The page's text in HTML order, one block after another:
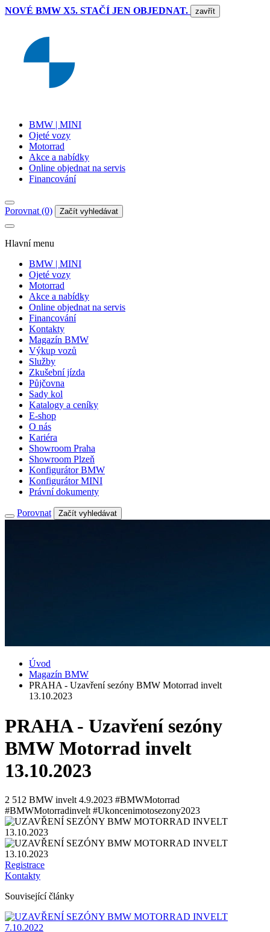
NOVÉ BMW X5. STAČÍ JEN OBJEDNAT. zavřít
BMW | MINI
Ojeté vozy
Motorrad
Akce a nabídky
Online objednat na servis
Financování
Porovnat (0) Začít vyhledávat
Hlavní menu
BMW | MINI
Ojeté vozy
Motorrad
Akce a nabídky
Online objednat na servis
Financování
Kontakty
Magazín BMW
Výkup vozů
Služby
Zkušební jízda
Půjčovna
Sady kol
Katalogy a ceníky
E-shop
O nás
Kariéra
Showroom Praha
Showroom Plzeň
Konfigurátor BMW
Konfigurátor MINI
Právní dokumenty
Porovnat Začít vyhledávat
Úvod
Magazín BMW
PRAHA - Uzavření sezóny BMW Motorrad invelt
13.10.2023
PRAHA - Uzavření sezóny
BMW Motorrad invelt
13.10.2023
2 512 BMW invelt 4.9.2023 #BMWMotorrad
#BMWMotorradinvelt #Ukoncenimotosezony2023
Registrace
Kontakty
Související články